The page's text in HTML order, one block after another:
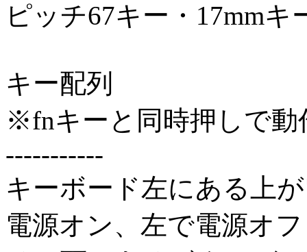
ピッチ67キー・17mmキ
キー配列
※fnキーと同時押しで動
-----------
キーボード左にある上
電源オン、左で電源オフ